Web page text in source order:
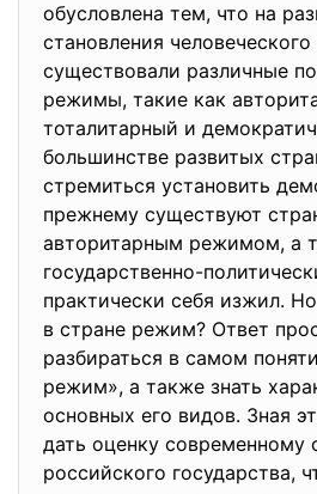
обусловлена тем, что на
становления
существовали различные
режимы, такие как
тоталитарный и
большинстве развитых
стремиться установить
прежнему существуют
авторитарным режимом, а
государственно-
практически себя изжил.
в стране режим? Ответ
разбираться в самом
режим», а также знать
основных его видов. Зная
дать оценку современному
российского государства,